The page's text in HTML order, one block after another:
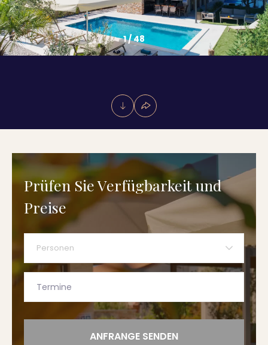
1/48
Prüfen Sie Verfügbarkeit und
Preise
Personen
ANFRANGE SENDEN